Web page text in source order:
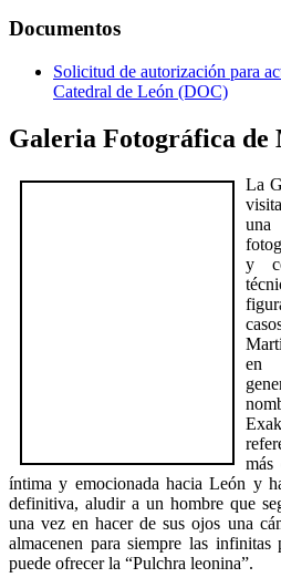
Documentos
Solicitud de autorización para
Catedral de León (DOC)
Galeria Fotográfica
La
y
en
más
íntima y emocionada hacia León y
definitiva, aludir a un hombre que
una vez en hacer de sus ojos una
almacenen para siempre las infinitas
puede ofrecer la “Pulchra leonina”.